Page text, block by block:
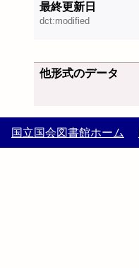
最終更新日
dct:modified
他形式のデータ
国立国会図書館ホーム